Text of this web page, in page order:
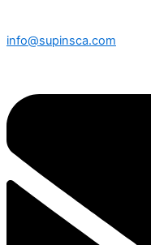
info@supinsca.com